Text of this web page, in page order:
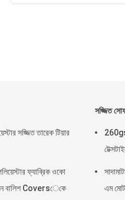
সজ্জিত তারেক টিয়ার
ফ্যাব্রিক ওকো
বালিশ Coversেকে
সজ্জিত
এম